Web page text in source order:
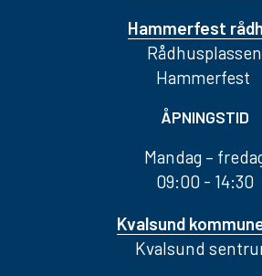
Hammerfest
Rådhusplassen
Hammerfest
ÅPNINGSTID
Mandag –
09:00 - 14:30
Kvalsund
Kvalsund